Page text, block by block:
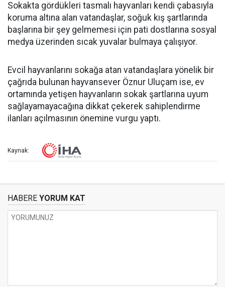
Sokakta gördükleri tasmalı hayvanları kendi çabasıyla
koruma altına alan vatandaşlar, soğuk kış şartlarında
başlarına bir şey gelmemesi için pati dostlarına sosyal
medya üzerinden sıcak yuvalar bulmaya çalışıyor.
Evcil hayvanlarını sokağa atan vatandaşlara yönelik bir
çağrıda bulunan hayvansever Öznur Uluçam ise, ev
ortamında yetişen hayvanların sokak şartlarına uyum
sağlayamayacağına dikkat çekerek sahiplendirme
ilanları açılmasının önemine vurgu yaptı.
Kaynak:
HABERE YORUM KAT